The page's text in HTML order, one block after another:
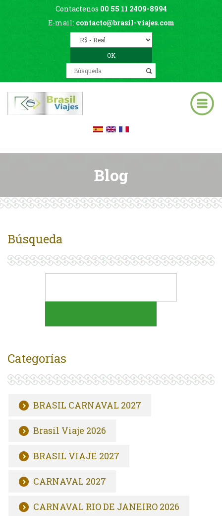
Contactenos 00 55 11 2409-8994
E-mail: contacto@brasil-viajes.com
Blog
Búsqueda
Categorías
BRASIL CARNAVAL 2027
Brasil Viaje 2026
BRASIL VIAJE 2027
CARNAVAL 2027
CARNAVAL RIO DE JANEIRO 2026